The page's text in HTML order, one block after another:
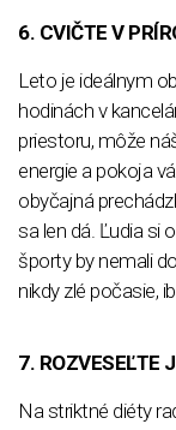
6. CVIČTE V
Leto je ideálnym
hodinách v
priestoru, môže
energie a pokoja
obyčajná
sa len dá. Ľudia si
športy by nemali
nikdy zlé počasie,
7. ROZVESEĽTE
Na striktné diéty